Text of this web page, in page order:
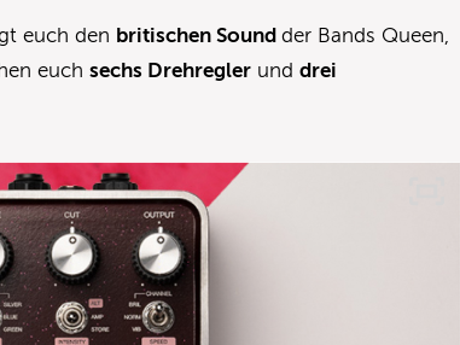
euch den britischen Soundder Bands Queen,
euchsechs Drehregler unddrei